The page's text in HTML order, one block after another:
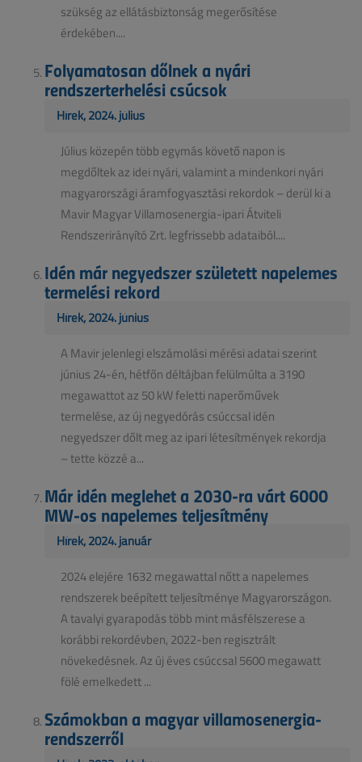
szükség az ellátásbiztonság megerősítése
érdekében....
Folyamatosan dőlnek a nyári
rendszerterhelési csúcsok
Hírek, 2024. július
Július közepén több egymás követő napon is
megdőltek az idei nyári, valamint a mindenkori nyári
magyarországi áramfogyasztási rekordok – derül ki a
Mavir Magyar Villamosenergia-ipari Átviteli
Rendszerirányító Zrt. legfrissebb adataiból....
Idén már negyedszer született napelemes
termelési rekord
Hírek, 2024. június
A Mavir jelenlegi elszámolási mérési adatai szerint
június 24-én, hétfőn déltájban felülmúlta a 3190
megawattot az 50 kW feletti naperőművek
termelése, az új negyedórás csúccsal idén
negyedszer dőlt meg az ipari létesítmények rekordja
– tette közzé a...
Már idén meglehet a 2030-ra várt 6000
MW-os napelemes teljesítmény
Hírek, 2024. január
2024 elejére 1632 megawattal nőtt a napelemes
rendszerek beépített teljesítménye Magyarországon.
A tavalyi gyarapodás több mint másfélszerese a
korábbi rekordévben, 2022-ben regisztrált
növekedésnek. Az új éves csúccsal 5600 megawatt
fölé emelkedett ...
Számokban a magyar villamosenergia-
rendszerről